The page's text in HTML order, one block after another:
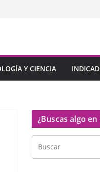
Y CIENCIA
¿Buscas algo en